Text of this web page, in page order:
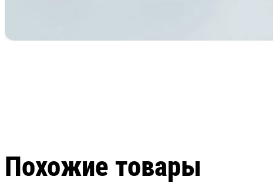
Похожие товары